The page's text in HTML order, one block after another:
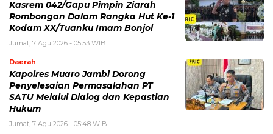
Kasrem 042/Gapu Pimpin Ziarah
Rombongan Dalam Rangka Hut Ke-1
Kodam XX/Tuanku Imam Bonjol
Jumat, 7 Agu 2026 - 05:53 WIB
Daerah
Kapolres Muaro Jambi Dorong
Penyelesaian Permasalahan PT
SATU Melalui Dialog dan Kepastian
Hukum
Jumat, 7 Agu 2026 - 05:48 WIB